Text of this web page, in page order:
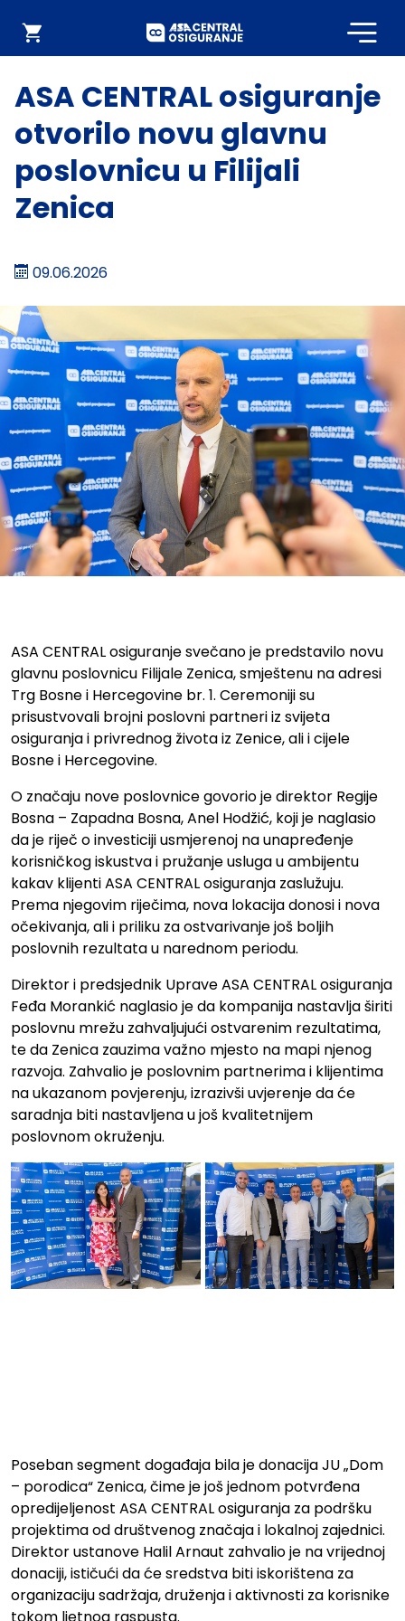
Webshop
ASA CENTRAL osiguranje
otvorilo novu glavnu
poslovnicu u Filijali
Zenica
09.06.2026
ASA CENTRAL osiguranje
ASA CENTRAL osiguranje svečano je predstavilo novu
glavnu poslovnicu Filijale Zenica, smještenu na adresi
Trg Bosne i Hercegovine br. 1. Ceremoniji su
prisustvovali brojni poslovni partneri iz svijeta
osiguranja i privrednog života iz Zenice, ali i cijele
Bosne i Hercegovine.
O značaju nove poslovnice govorio je direktor Regije
Bosna – Zapadna Bosna, Anel Hodžić, koji je naglasio
da je riječ o investiciji usmjerenoj na unapređenje
korisničkog iskustva i pružanje usluga u ambijentu
kakav klijenti ASA CENTRAL osiguranja zaslužuju.
Prema njegovim riječima, nova lokacija donosi i nova
očekivanja, ali i priliku za ostvarivanje još boljih
poslovnih rezultata u narednom periodu.
Direktor i predsjednik Uprave ASA CENTRAL osiguranja
Feđa Morankić naglasio je da kompanija nastavlja širiti
poslovnu mrežu zahvaljujući ostvarenim rezultatima,
te da Zenica zauzima važno mjesto na mapi njenog
razvoja. Zahvalio je poslovnim partnerima i klijentima
na ukazanom povjerenju, izrazivši uvjerenje da će
saradnja biti nastavljena u još kvalitetnijem
poslovnom okruženju.
Poseban segment događaja bila je donacija JU „Dom
– porodica“ Zenica, čime je još jednom potvrđena
opredijeljenost ASA CENTRAL osiguranja za podršku
projektima od društvenog značaja i lokalnoj zajednici.
Direktor ustanove Halil Arnaut zahvalio je na vrijednoj
donaciji, ističući da će sredstva biti iskorištena za
organizaciju sadržaja, druženja i aktivnosti za korisnike
tokom ljetnog raspusta.